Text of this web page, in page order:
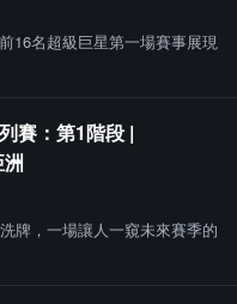
16名超級巨星第一場賽事展現
賽：第1階段 |
牌，一場讓人一窺未來賽季的